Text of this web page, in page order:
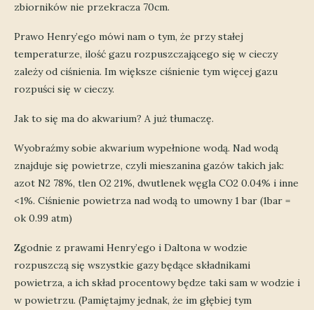
zbiorników nie przekracza 70cm.
Prawo Henry’ego mówi nam o tym, że przy stałej
temperaturze, ilość gazu rozpuszczającego się w cieczy
zależy od ciśnienia. Im większe ciśnienie tym więcej gazu
rozpuści się w cieczy.
Jak to się ma do akwarium? A już tłumaczę.
Wyobraźmy sobie akwarium wypełnione wodą. Nad wodą
znajduje się powietrze, czyli mieszanina gazów takich jak:
azot N2 78%, tlen O2 21%, dwutlenek węgla CO2 0.04% i inne
<1%. Ciśnienie powietrza nad wodą to umowny 1 bar (1bar =
ok 0.99 atm)
Zgodnie z prawami Henry’ego i Daltona w wodzie
rozpuszczą się wszystkie gazy będące składnikami
powietrza, a ich skład procentowy będze taki sam w wodzie i
w powietrzu. (Pamiętajmy jednak, że im głębiej tym